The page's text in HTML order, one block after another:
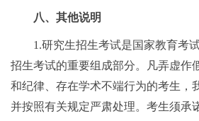
八、其他说明
1.研究生招生考试是国家教育考
招生考试的重要组成部分。凡弄虚作
和纪律、存在学术不端行为的考生，
并按照有关规定严肃处理。考生须承